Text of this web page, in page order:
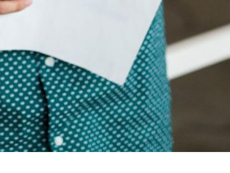
CORREO ELECTRÓNICO
contacto@grupocolorines.mx
Aviso de Privacidad